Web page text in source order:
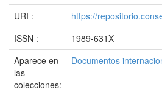
URI :
https://
ISSN :
1989-631X
Aparece en
las
colecciones:
Documentos